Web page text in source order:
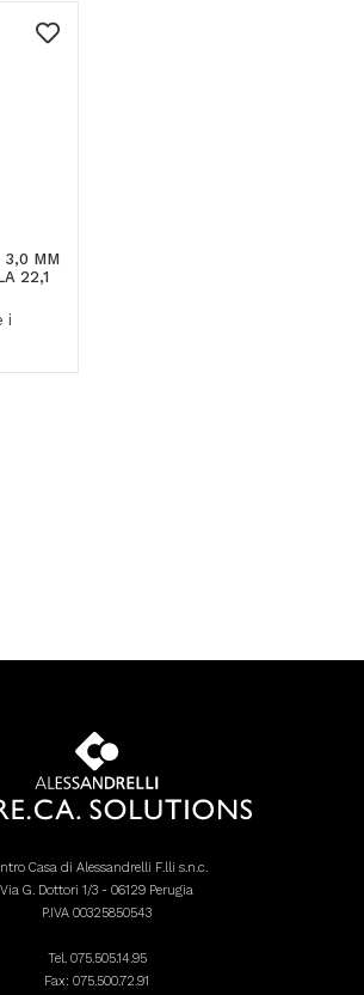
3,0 MM
22,1
i
Casa di Alessandrelli F.lli s.n.c.
Via G. Dottori 1/3 - 06129 Perugia
P.IVA 00325850543
Tel. 075.505.14.95
Fax: 075.500.72.91